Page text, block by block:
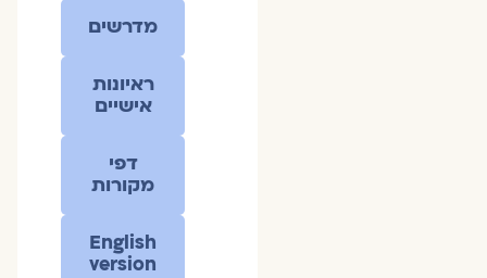
מדרשים
ראיונות
אישיים
דפי
מקורות
English
version